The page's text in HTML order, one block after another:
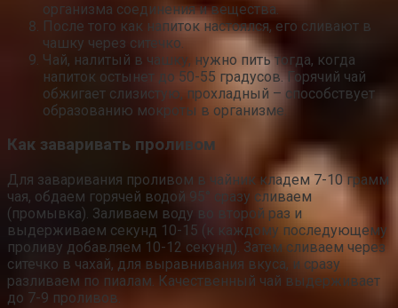
организма соединения и вещества.
После того как напиток настоялся, его сливают в
чашку через ситечко.
Чай, налитый в чашку, нужно пить тогда, когда
напиток остынет до 50-55 градусов. Горячий чай
обжигает слизистую, прохладный – способствует
образованию мокроты в организме.
Как заваривать проливом
Для заваривания проливом в чайник кладем 7-10 грамм
чая, обдаем горячей водой 95° сразу сливаем
(промывка). Заливаем воду во второй раз и
выдерживаем секунд 10-15 (к каждому последующему
проливу добавляем 10-12 секунд). Затем сливаем через
ситечко в чахай, для выравнивания вкуса, и сразу
разливаем по пиалам. Качественный чай выдерживает
до 7-9 проливов.